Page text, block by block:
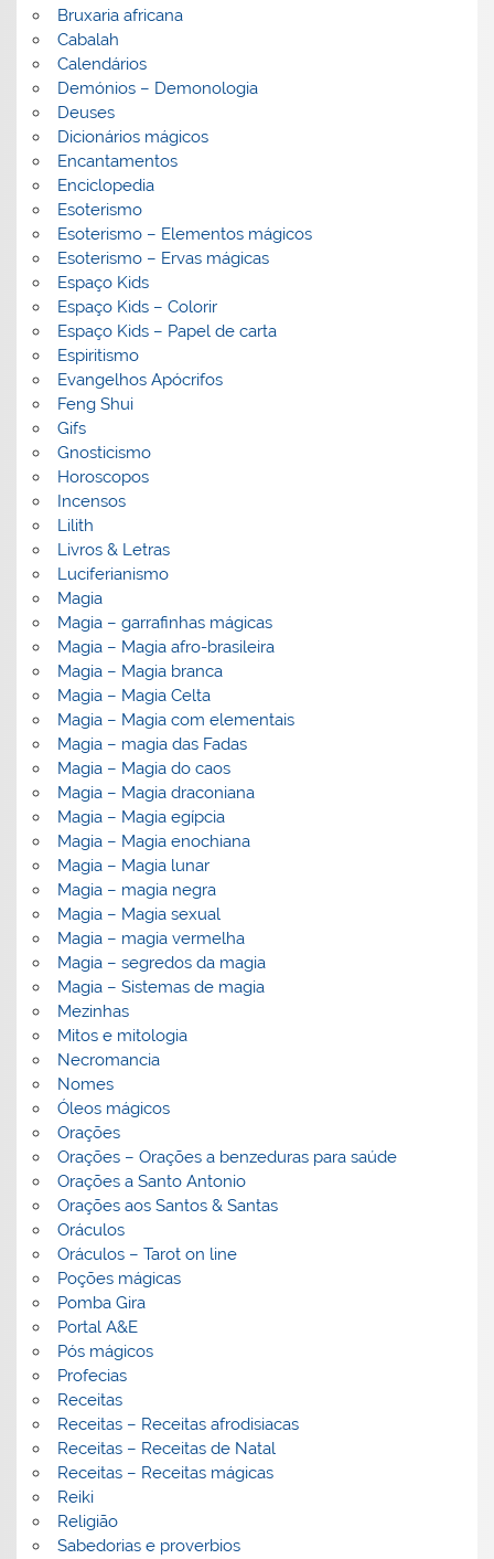
Bruxaria africana
Cabalah
Calendários
Demónios – Demonologia
Deuses
Dicionários mágicos
Encantamentos
Enciclopedia
Esoterismo
Esoterismo – Elementos mágicos
Esoterismo – Ervas mágicas
Espaço Kids
Espaço Kids – Colorir
Espaço Kids – Papel de carta
Espiritismo
Evangelhos Apócrifos
Feng Shui
Gifs
Gnosticismo
Horoscopos
Incensos
Lilith
Livros & Letras
Luciferianismo
Magia
Magia – garrafinhas mágicas
Magia – Magia afro-brasileira
Magia – Magia branca
Magia – Magia Celta
Magia – Magia com elementais
Magia – magia das Fadas
Magia – Magia do caos
Magia – Magia draconiana
Magia – Magia egípcia
Magia – Magia enochiana
Magia – Magia lunar
Magia – magia negra
Magia – Magia sexual
Magia – magia vermelha
Magia – segredos da magia
Magia – Sistemas de magia
Mezinhas
Mitos e mitologia
Necromancia
Nomes
Óleos mágicos
Orações
Orações – Orações a benzeduras para saúde
Orações a Santo Antonio
Orações aos Santos & Santas
Oráculos
Oráculos – Tarot on line
Poções mágicas
Pomba Gira
Portal A&E
Pós mágicos
Profecias
Receitas
Receitas – Receitas afrodisiacas
Receitas – Receitas de Natal
Receitas – Receitas mágicas
Reiki
Religião
Sabedorias e proverbios